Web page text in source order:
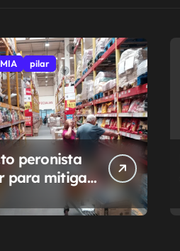
pilar
peronista
para mitigar